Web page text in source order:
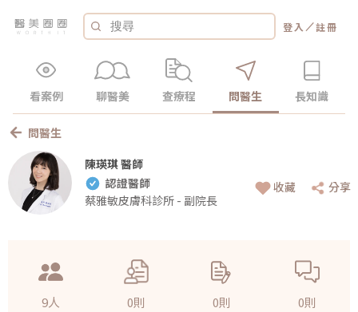
登入 ／註冊
看案例 聊醫美 查療程 問醫生 長知識
問醫生
陳瑛琪 醫師
認證醫師
蔡雅敏皮膚科診所 - 副院長
收藏 分享
9人
0則
0則
0則